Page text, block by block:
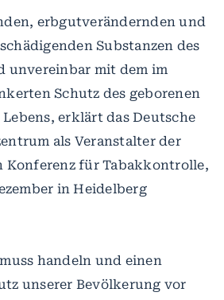
erbgutverändernden und
Substanzen des
unvereinbar mit dem im
Schutz des geborenen
erklärt das Deutsche
als Veranstalter der
Konferenz für Tabakkontrolle,
in Heidelberg
handeln und einen
unserer Bevölkerung vor